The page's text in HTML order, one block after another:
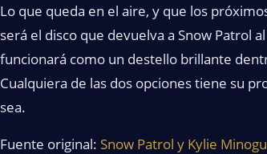
Lo que queda en el aire, y que los
será el disco que devuelva a Snow Patrol
funcionará como un destello brillante
Cualquiera de las dos opciones tiene su
sea.
Fuente original: Snow Patrol y Kylie